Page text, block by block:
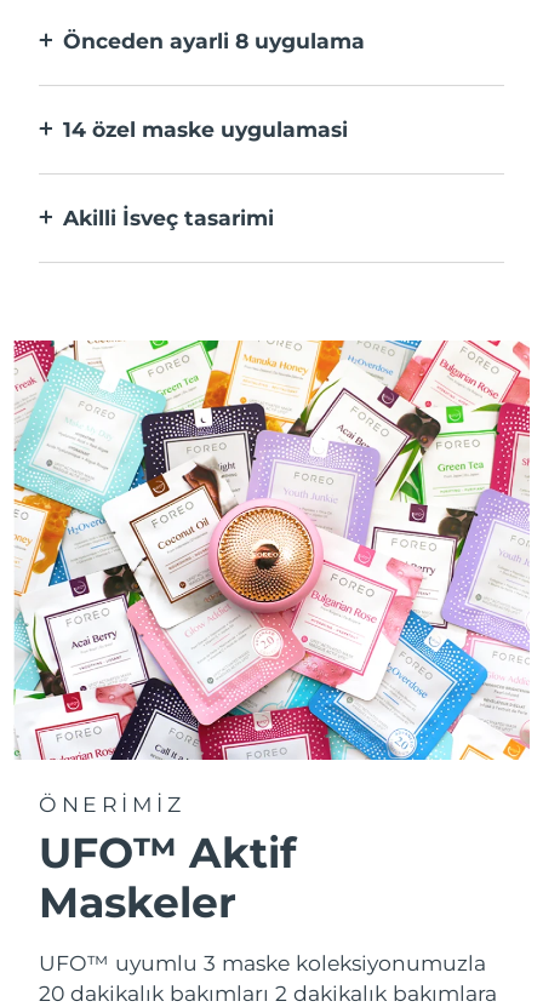
Önceden ayarli 8 uygulama
14 özel maske uygulamasi
Akilli İsveç tasarimi
ÖNERİMİZ
UFO™ Aktif
Maskeler
UFO™ uyumlu 3 maske koleksiyonumuzla
20 dakikalık bakımları 2 dakikalık bakımlara